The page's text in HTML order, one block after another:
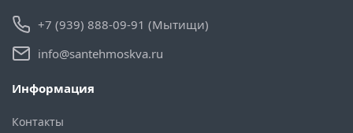
+7 (939) 888-09-91 (Мытищи)
info@santehmoskva.ru
Информация
Контакты